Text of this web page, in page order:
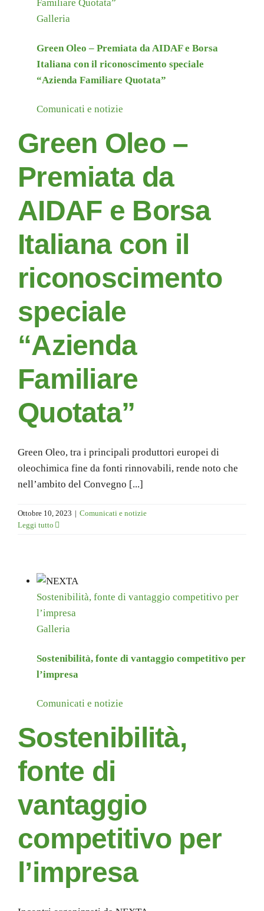
Familiare Quotata”
Galleria
Green Oleo – Premiata da AIDAF e Borsa
Italiana con il riconoscimento speciale
“Azienda Familiare Quotata”
Comunicati e notizie
Green Oleo –
Premiata da
AIDAF e Borsa
Italiana con il
riconoscimento
speciale
“Azienda
Familiare
Quotata”
Green Oleo, tra i principali produttori europei di
oleochimica fine da fonti rinnovabili, rende noto che
nell’ambito del Convegno [...]
Ottobre 10, 2023 | Comunicati e notizie
Leggi tutto
Sostenibilità, fonte di vantaggio competitivo per
l’impresa
Galleria
Sostenibilità, fonte di vantaggio competitivo per
l’impresa
Comunicati e notizie
Sostenibilità,
fonte di
vantaggio
competitivo per
l’impresa